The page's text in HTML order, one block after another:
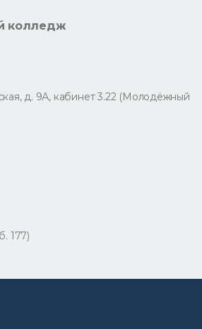
колледж
д. 9А, кабинет 3.22 (Молодёжный
177)